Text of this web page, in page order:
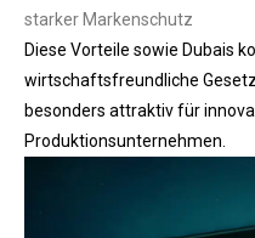
starker Markenschutz
Diese Vorteile sowie Dubais
wirtschaftsfreundliche
besonders attraktiv für
Produktionsunternehmen.